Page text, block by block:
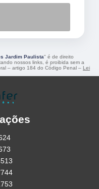
Jardim Paulista" é de direito
nossos links, é proibida sem a
– artigo 184 do Código Penal – Lei